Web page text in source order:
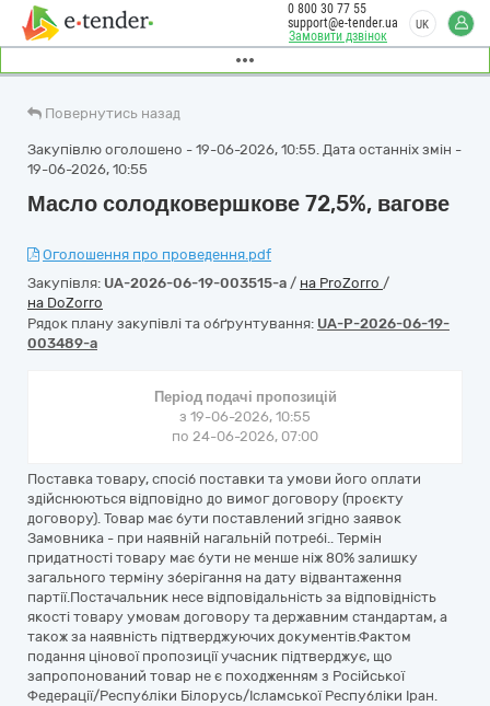
Замовити дзвінок
0 800 30 77 55
support@e-tender.ua
UK
Повернутись назад
Закупівлю оголошено - 19-06-2026, 10:55. Дата останніх змін -
19-06-2026, 10:55
Масло солодковершкове 72,5%, вагове
Оголошення про проведення.pdf
Закупівля: UA-2026-06-19-003515-a / на ProZorro /
на DoZorro
Рядок плану закупівлі та обґрунтування: UA-P-2026-06-19-
003489-a
Період подачі пропозицій
з 19-06-2026, 10:55
по 24-06-2026, 07:00
Поставка товару, спосіб поставки та умови його оплати
здійснюються відповідно до вимог договору (проєкту
договору). Товар має бути поставлений згідно заявок
Замовника - при наявній нагальній потребі.. Термін
придатності товару має бути не менше ніж 80% залишку
загального терміну зберігання на дату відвантаження
партії.Постачальник несе відповідальність за відповідність
якості товару умовам договору та державним стандартам, а
також за наявність підтверджуючих документів.Фактом
подання цінової пропозиції учасник підтверджує, що
запропонований товар не є походженням з Російської
Федерації/Республіки Білорусь/Ісламської Республіки Іран.